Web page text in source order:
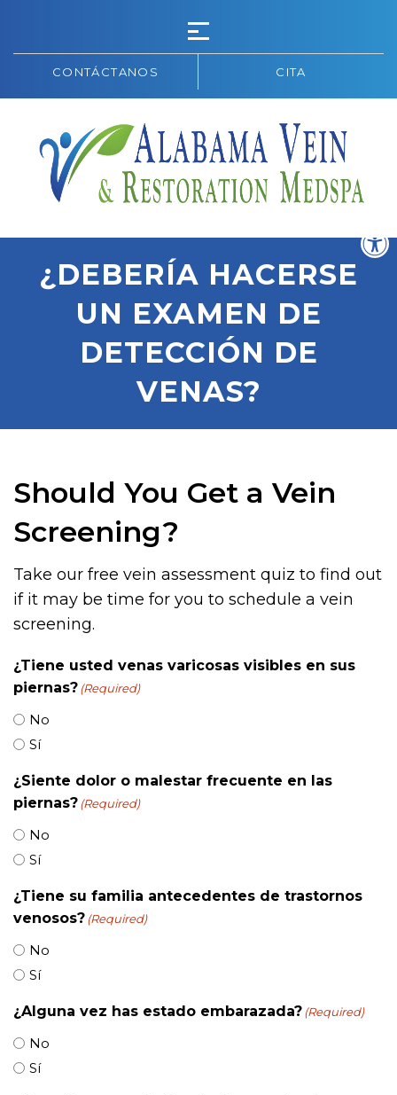
CONTÁCTANOS CITA
¿DEBERÍA HACERSE
UN EXAMEN DE
DETECCIÓN DE
VENAS?
Should You Get a Vein
Screening?
Take our free vein assessment quiz to find out
if it may be time for you to schedule a vein
screening.
¿Tiene usted venas varicosas visibles en sus
piernas?(Required)
No
Sí
¿Siente dolor o malestar frecuente en las
piernas?(Required)
No
Sí
¿Tiene su familia antecedentes de trastornos
venosos?(Required)
No
Sí
¿Alguna vez has estado embarazada?(Required)
No
Sí